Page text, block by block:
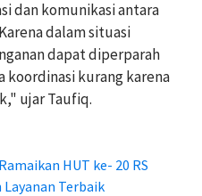
dan komunikasi antara
dalam situasi
dapat diperparah
koordinasi kurang karena
ujar Taufiq.
HUT ke- 20 RS
Layanan Terbaik